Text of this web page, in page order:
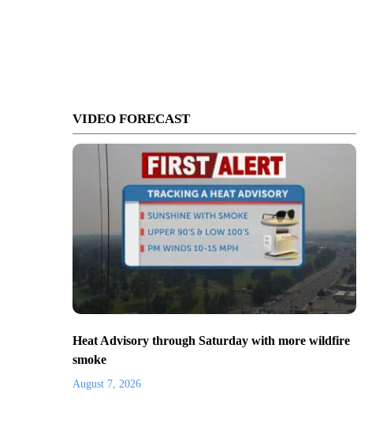
VIDEO FORECAST
Heat Advisory through Saturday with more wildfire
smoke
August 7, 2026